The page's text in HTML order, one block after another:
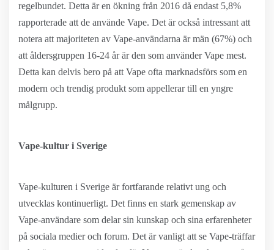
regelbundet. Detta är en ökning från 2016 då endast 5,8%
rapporterade att de använde Vape. Det är också intressant att
notera att majoriteten av Vape-användarna är män (67%) och
att åldersgruppen 16-24 år är den som använder Vape mest.
Detta kan delvis bero på att Vape ofta marknadsförs som en
modern och trendig produkt som appellerar till en yngre
målgrupp.
Vape-kultur i Sverige
Vape-kulturen i Sverige är fortfarande relativt ung och
utvecklas kontinuerligt. Det finns en stark gemenskap av
Vape-användare som delar sin kunskap och sina erfarenheter
på sociala medier och forum. Det är vanligt att se Vape-träffar